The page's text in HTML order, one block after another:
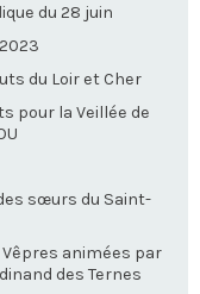
du 28 juin
du Loir et Cher
pour la Veillée de
sœurs du Saint-
animées par
des Ternes